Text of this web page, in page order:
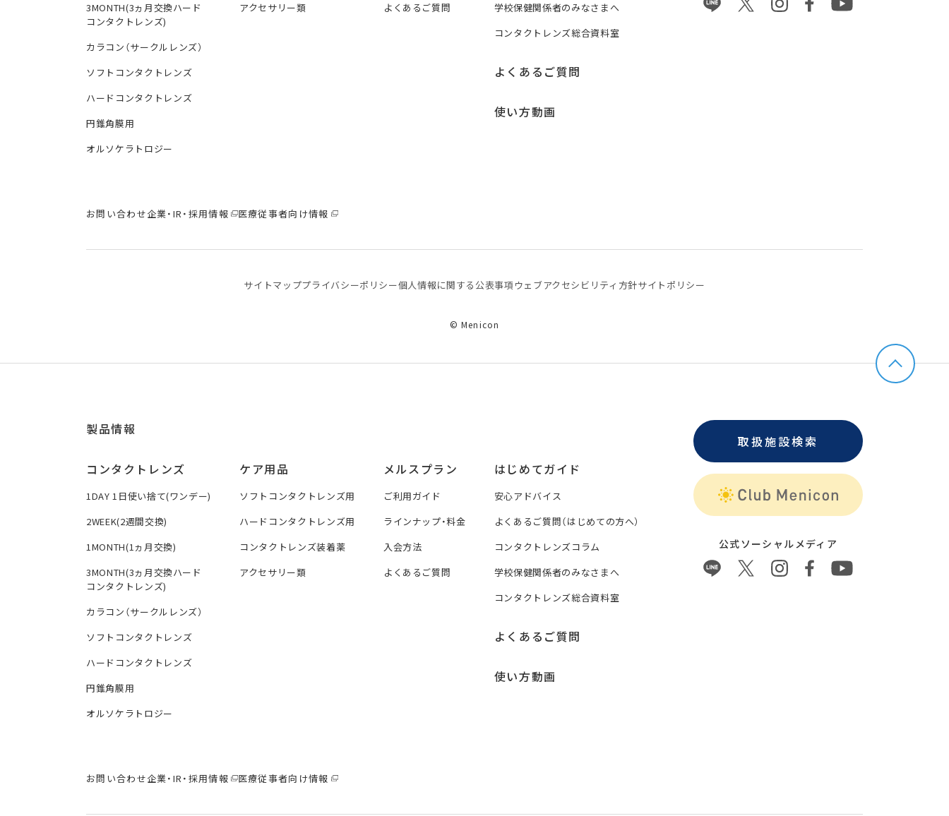
3MONTH(3ヵ月交換ハード
コンタクトレンズ)
カラコン（サークルレンズ）
ソフトコンタクトレンズ
ハードコンタクトレンズ
円錐角膜用
オルソケラトロジー
アクセサリー類
よくあるご質問
学校保健関係者のみなさまへ
コンタクトレンズ総合資料室
よくあるご質問
使い方動画
お問い合わせ企業・IR・採用情報 医療従事者向け情報
サイトマッププライバシーポリシー個⼈情報に関する公表事項 ウェブアクセシビリティ方針サイトポリシー
© Menicon
製品情報
コンタクトレンズ
1DAY 1日使い捨て(ワンデー)
2WEEK(2週間交換)
1MONTH(1ヵ月交換)
3MONTH(3ヵ月交換ハード
コンタクトレンズ)
カラコン（サークルレンズ）
ソフトコンタクトレンズ
ハードコンタクトレンズ
円錐角膜用
オルソケラトロジー
ケア用品
ソフトコンタクトレンズ用
ハードコンタクトレンズ用
コンタクトレンズ装着薬
アクセサリー類
メルスプラン
ご利用ガイド
ラインナップ・料金
入会方法
よくあるご質問
はじめてガイド
安心アドバイス
よくあるご質問（はじめての方へ）
コンタクトレンズコラム
学校保健関係者のみなさまへ
コンタクトレンズ総合資料室
よくあるご質問
使い方動画
取扱施設検索
公式ソーシャルメディア
お問い合わせ企業・IR・採用情報 医療従事者向け情報